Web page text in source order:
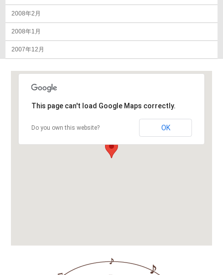
2008年2月
2008年1月
2007年12月
This page can't load Google Maps correctly.
Do you own this website? OK